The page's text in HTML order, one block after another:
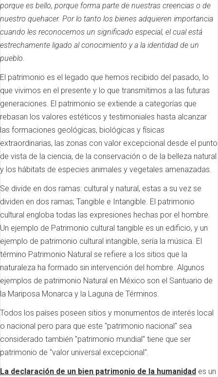
porque es bello, porque forma parte de nuestras creencias o de
nuestro quehacer. Por lo tanto los bienes adquieren importancia
cuando les reconocemos un significado especial, el cual está
estrechamente ligado al conocimiento y a la identidad de un
pueblo.
El patrimonio es el legado que hemos recibido del pasado, lo
que vivimos en el presente y lo que transmitimos a las futuras
generaciones. El patrimonio se extiende a categorías que
rebasan los valores estéticos y testimoniales hasta alcanzar
las formaciones geológicas, biológicas y físicas
extraordinarias, las zonas con valor excepcional desde el punto
de vista de la ciencia, de la conservación o de la belleza natural
y los hábitats de especies animales y vegetales amenazadas.
Se divide en dos ramas: cultural y natural, estas a su vez se
dividen en dos ramas; Tangible e Intangible. El patrimonio
cultural engloba todas las expresiones hechas por el hombre.
Un ejemplo de Patrimonio cultural tangible es un edificio, y un
ejemplo de patrimonio cultural intangible, sería la música. El
término Patrimonio Natural se refiere a los sitios que la
naturaleza ha formado sin intervención del hombre. Algunos
ejemplos de patrimonio Natural en México son el Santuario de
la Mariposa Monarca y la Laguna de Términos.
Todos los países poseen sitios y monumentos de interés local
o nacional pero para que este "patrimonio nacional" sea
considerado también "patrimonio mundial" tiene que ser
patrimonio de "valor universal excepcional".
La declaración de un bien patrimonio de la humanidad es un